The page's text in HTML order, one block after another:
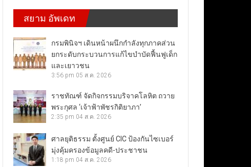
สยาม อัพเดท
กรมพินิจฯ เดินหน้าผนึกกำลังทุกภาคส่วน
ยกระดับกระบวนการแก้ไขบำบัดฟื้นฟูเด็ก
และเยาวชน
3:56 pm 05 ส.ค. 2026
ราชทัณฑ์ จัดกิจกรรมบริจาคโลหิต ถวาย
พระกุศล ‘เจ้าฟ้าพัชรกิติยาภา’
2:35 pm 04 ส.ค. 2026
ศาลยุติธรรม ตั้งศูนย์ CIC ป้องกันไซเบอร์
มุ่งคุ้มครองข้อมูลคดี-ประชาชน
1:18 pm 04 ส.ค. 2026